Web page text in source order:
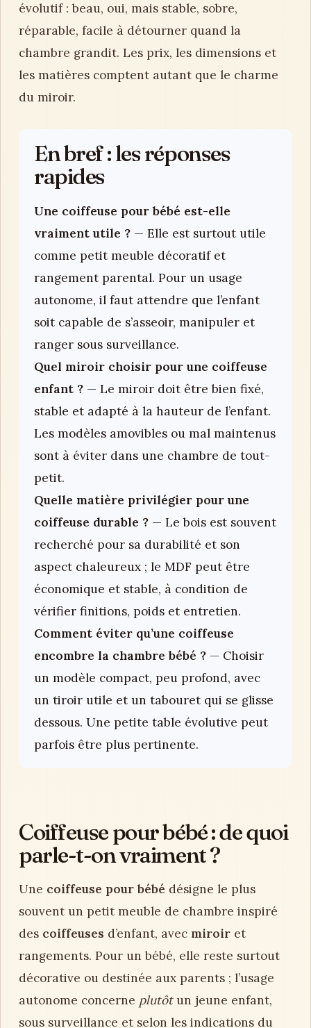
évolutif : beau, oui, mais stable, sobre,
réparable, facile à détourner quand la
chambre grandit. Les prix, les dimensions et
les matières comptent autant que le charme
du miroir.
En bref : les réponses
rapides
Une coiffeuse pour bébé est-elle
vraiment utile ? — Elle est surtout utile
comme petit meuble décoratif et
rangement parental. Pour un usage
autonome, il faut attendre que l’enfant
soit capable de s’asseoir, manipuler et
ranger sous surveillance.
Quel miroir choisir pour une coiffeuse
enfant ? — Le miroir doit être bien fixé,
stable et adapté à la hauteur de l’enfant.
Les modèles amovibles ou mal maintenus
sont à éviter dans une chambre de tout-
petit.
Quelle matière privilégier pour une
coiffeuse durable ? — Le bois est souvent
recherché pour sa durabilité et son
aspect chaleureux ; le MDF peut être
économique et stable, à condition de
vérifier finitions, poids et entretien.
Comment éviter qu’une coiffeuse
encombre la chambre bébé ? — Choisir
un modèle compact, peu profond, avec
un tiroir utile et un tabouret qui se glisse
dessous. Une petite table évolutive peut
parfois être plus pertinente.
Coiffeuse pour bébé : de quoi
parle-t-on vraiment ?
Une coiffeuse pour bébé désigne le plus
souvent un petit meuble de chambre inspiré
des coiffeuses d’enfant, avec miroir et
rangements. Pour un bébé, elle reste surtout
décorative ou destinée aux parents ; l’usage
autonome concerne plutôtun jeune enfant,
sous surveillance et selon les indications du